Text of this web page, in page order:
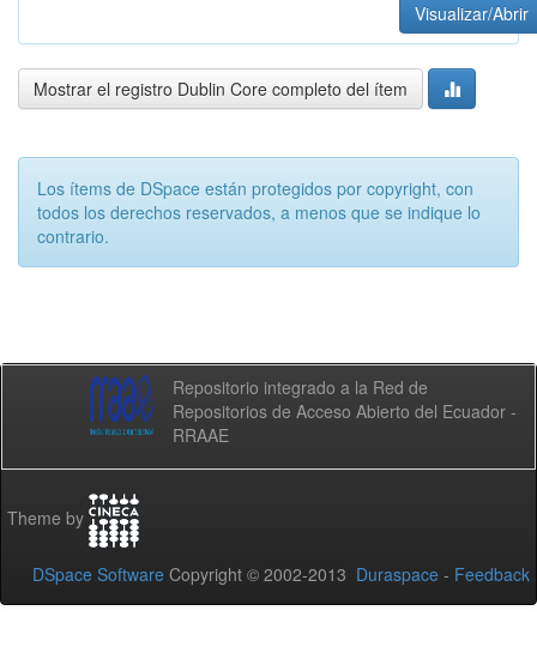
Visualizar/Abrir
Mostrar el registro Dublin Core completo del ítem
Los ítems de DSpace están protegidos por copyright, con
todos los derechos reservados, a menos que se indique lo
contrario.
Repositorio integrado a la Red de
Repositorios de Acceso Abierto del Ecuador -
RRAAE
Theme by
DSpace Software Copyright © 2002-2013 Duraspace - Feedback